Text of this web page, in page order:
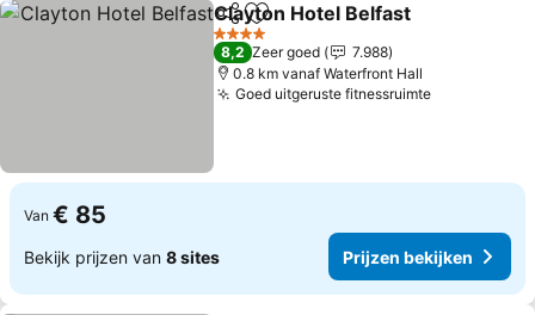
DelenToevoegen aan favorieten
Clayton Hotel Belfast
4 Sterren
8,2 Zeer goed
7.988
0.8 km vanaf Waterfront Hall
Goed uitgeruste fitnessruimte
Van € 85
Bekijk prijzen van 8 sites Prijzen bekijken